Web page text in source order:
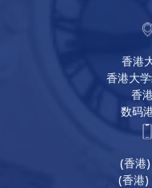
香港
香港大
香
数码
(香港
(香港